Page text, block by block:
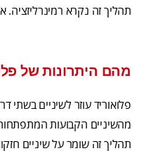
תהליך זה נקרא
מהם היתרונות של
פלואוריד עוזר לשיניים
מהשיניים הקבועות
תהליך זה שומר על שיניים